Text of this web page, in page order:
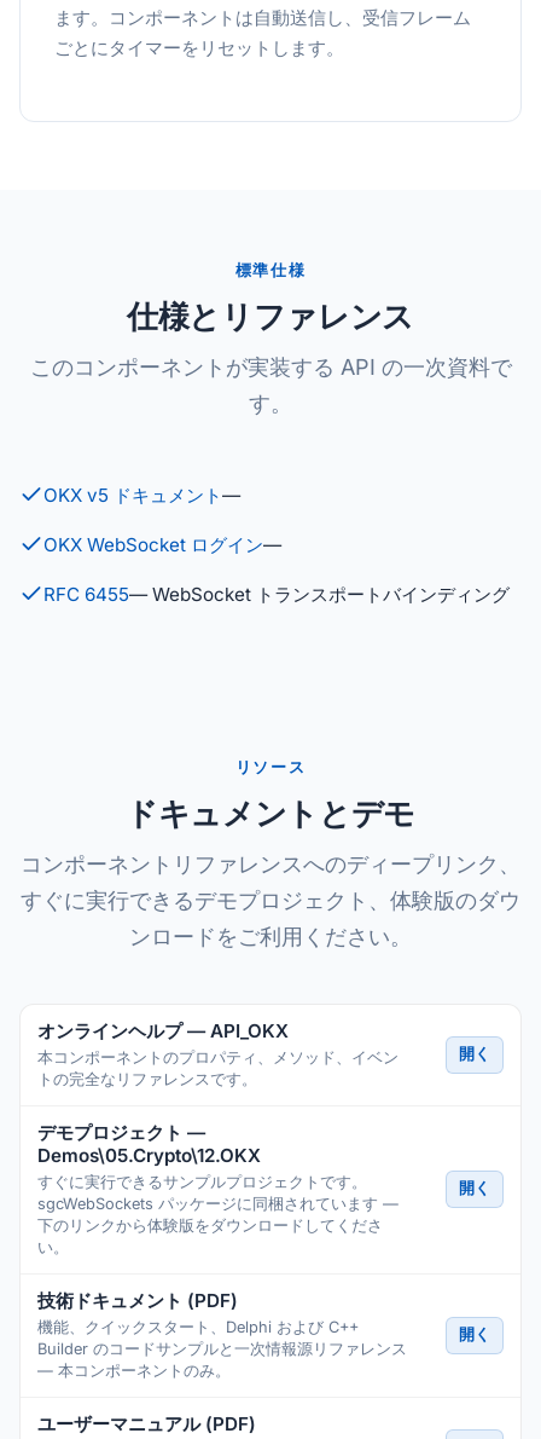
ます。コンポーネントは自動送信し、受信フレーム
ごとにタイマーをリセットします。
標準仕様
仕様とリファレンス
このコンポーネントが実装する API の一次資料で
す。
OKX v5 ドキュメント—
OKX WebSocket ログイン—
RFC 6455— WebSocket トランスポートバインディング
リソース
ドキュメントとデモ
コンポーネントリファレンスへのディープリンク、
すぐに実行できるデモプロジェクト、体験版のダウ
ンロードをご利用ください。
オンラインヘルプ — API_OKX
本コンポーネントのプロパティ、メソッド、イベン
トの完全なリファレンスです。
開く
デモプロジェクト —
Demos\05.Crypto\12.OKX
すぐに実行できるサンプルプロジェクトです。
sgcWebSockets パッケージに同梱されています —
下のリンクから体験版をダウンロードしてくださ
い。
開く
技術ドキュメント (PDF)
機能、クイックスタート、Delphi および C++
Builder のコードサンプルと一次情報源リファレンス
— 本コンポーネントのみ。
開く
ユーザーマニュアル (PDF)